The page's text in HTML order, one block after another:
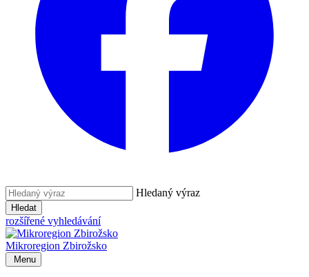
Hledaný výraz
Hledat
rozšířené vyhledávání
Mikroregion Zbirožsko
Menu